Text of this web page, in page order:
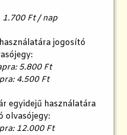
1.700 Ft / nap
jogosító
5.800 Ft
4.500 Ft
egyidejű használatára
olvasójegy:
12.000 Ft